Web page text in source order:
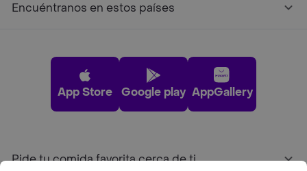
Encuéntranos en estos países
App Store Google play AppGallery
Pide tu comida favorita cerca de ti